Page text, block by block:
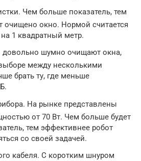
Чем больше показатель, тем
очищено окно. Нормой считается
1 квадратный метр.
шумно очищают окна,
между несколькими
брать ту, где меньше
На рынке представлены
от 70 Вт. Чем больше будет
тем эффективнее робот
со своей задачей.
кабеля. С коротким шнуром